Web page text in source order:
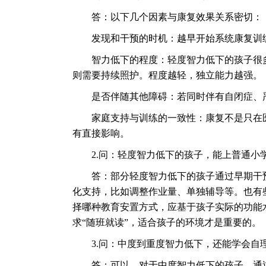
答：以下几个因素与康复效果关系密切：
发现和干预的时机：越早开始系统康复训
智力低下的程度：轻度智力低下的孩子很
则需要持续照护。程度越轻，独立能力越强。
是否伴随其他障碍：若同时伴有自闭症、
家庭支持与训练的一致性：康复不是只在
有直接影响。
2.问：轻度智力低下的孩子，能上普通小
答：部分轻度智力低下的孩子通过早期干
化支持，比如调整作业量、单独辅导等。也
择哪种教育安置方式，应基于孩子实际的功
求“随班就读”，适合孩子的环境才是重要的。
3.问：中度到重度智力低下，还能学会自